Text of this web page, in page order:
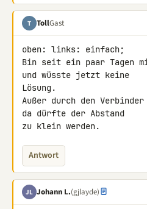
T TollGast
oben: links: einfach;
Bin seit ein paar Tagen
und wüsste jetzt keine
Lösung.
Außer durch den Verbinder
da dürfte der Abstand
zu klein werden.
Antwort
JL Johann L.(gjlayde)